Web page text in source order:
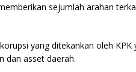
sejumlah arahan
yang ditekankan oleh
dan asset daerah.